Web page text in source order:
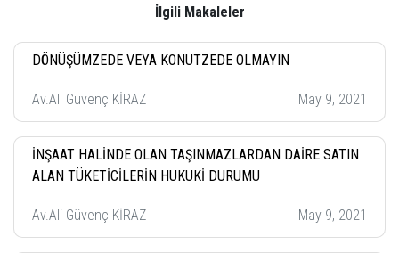
İlgili Makaleler
DÖNÜŞÜMZEDE VEYA KONUTZEDE OLMAYIN
Av.Ali Güvenç KİRAZ May 9, 2021
İNŞAAT HALİNDE OLAN TAŞINMAZLARDAN DAİRE SATIN
ALAN TÜKETİCİLERİN HUKUKİ DURUMU
Av.Ali Güvenç KİRAZ May 9, 2021